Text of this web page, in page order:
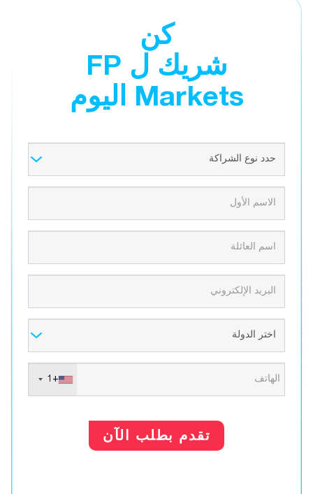
كن
شريك ل FP
Markets اليوم
+1
تقدم بطلب الآن